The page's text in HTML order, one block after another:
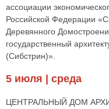
ассоциации
Российской Федерации
Деревянного
государственный
(Сибстрин)».
5 июля | среда
ЦЕНТРАЛЬНЫЙ ДОМ